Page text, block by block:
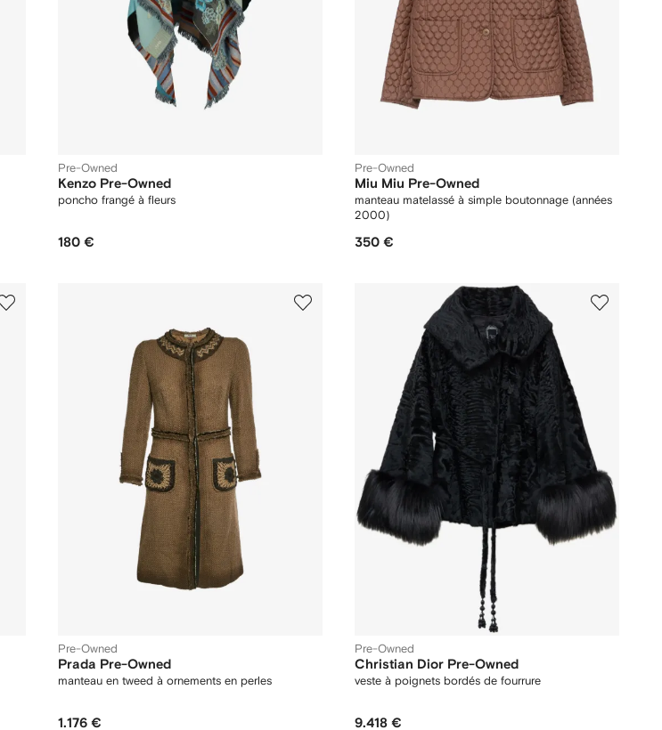
Pre-Owned
Kenzo Pre-Owned
poncho frangé à fleurs
180 €
Pre-Owned
Miu Miu Pre-Owned
manteau matelassé à simple boutonnage (années
2000)
350 €
Pre-Owned
Prada Pre-Owned
manteau en tweed à ornements en perles
1.176 €
Pre-Owned
Christian Dior Pre-Owned
veste à poignets bordés de fourrure
9.418 €